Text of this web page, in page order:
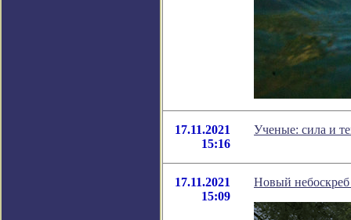
17.11.2021
15:16
Ученые: сила и
17.11.2021
15:09
Новый небоскреб